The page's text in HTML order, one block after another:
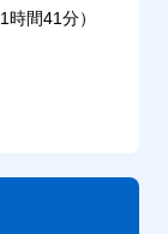
時間41分）